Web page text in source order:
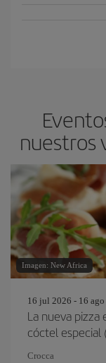
nuestros
Imagen: New Africa
16 jul 2026 - 16
La nueva pizza
cóctel especial
Crocca